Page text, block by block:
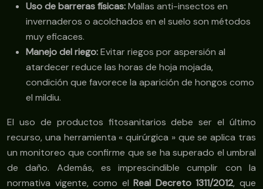
Uso de barreras físicas:Mallas anti-insectos en
invernaderos o acolchados en el suelo son métodos
muy eficaces.
Manejo del riego:Evitar riegos por aspersión al
atardecer reduce las horas de hoja mojada,
condición que favorece la aparición de hongos como
el mildiu.
El uso de productos fitosanitarios debe ser el último
recurso, una herramienta « quirúrgica » que se aplica tras
un monitoreo que confirme que se ha superado el umbral
de daño. Además, es imprescindible cumplir con la
normativa vigente, como elReal Decreto 1311/2012, que